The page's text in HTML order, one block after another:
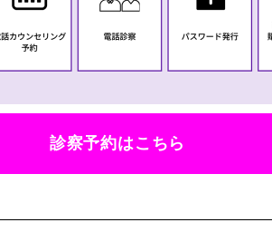
診察予約はこちら